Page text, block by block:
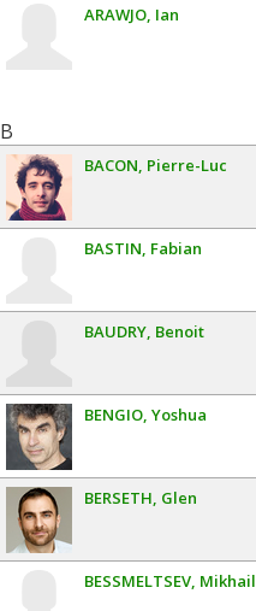
ARAWJO Ian
B
BACON Pierre-Luc
BASTIN Fabian
BAUDRY Benoit
BENGIO Yoshua
BERSETH Glen
BESSMELTSEV Mikhail